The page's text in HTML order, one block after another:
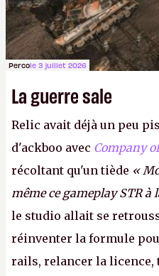
Percole 3 juillet 2026
La guerre sale
Relic avait déjà un peu
d'ackboo avec Company
récoltant qu'un tiède «
même ce gameplay STR à
le studio allait se
réinventer la formule
rails, relancer la